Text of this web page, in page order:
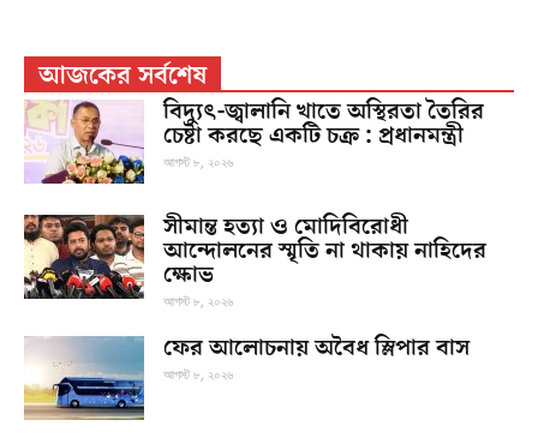
আজকের সর্বশেষ
বিদ্যুৎ-জ্বালানি খাতে অস্থিরতা তৈরির
চেষ্টা করছে একটি চক্র : প্রধানমন্ত্রী
আগস্ট ৮, ২০২৬
সীমান্ত হত্যা ও মোদিবিরোধী
আন্দোলনের স্মৃতি না থাকায় নাহিদের
ক্ষোভ
আগস্ট ৮, ২০২৬
ফের আলোচনায় অবৈধ স্লিপার বাস
আগস্ট ৮, ২০২৬